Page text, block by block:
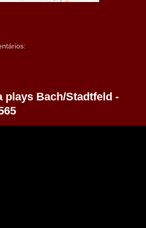
plays Bach/Stadtfeld -